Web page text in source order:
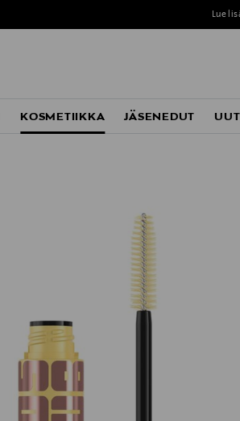
Lue
KOSMETIIKKA JÄSENEDUT